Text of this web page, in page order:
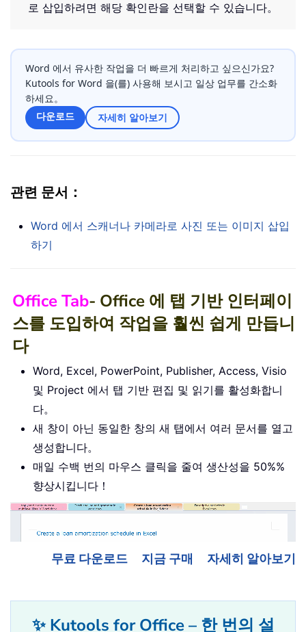
로 삽입하려면 해당 확인란을 선택할 수 있습니다。
Word 에서 유사한 작업을 더 빠르게 처리하고 싶으신가요?
Kutools for Word 을(를) 사용해 보시고 일상 업무를 간소화
하세요。
다운로드
자세히 알아보기
관련 문서：
Word 에서 스캐너나 카메라로 사진 또는 이미지 삽입
하기
Office Tab- Office 에 탭 기반 인터페이
스를 도입하여 작업을 훨씬 쉽게 만듭니
다
Word, Excel, PowerPoint, Publisher, Access, Visio
및 Project 에서 탭 기반 편집 및 읽기를 활성화합니
다。
새 창이 아닌 동일한 창의 새 탭에서 여러 문서를 열고
생성합니다。
매일 수백 번의 마우스 클릭을 줄여 생산성을 50%%
향상시킵니다！
무료 다운로드 지금 구매 자세히 알아보기
✨ Kutools for Office – 한 번의 설